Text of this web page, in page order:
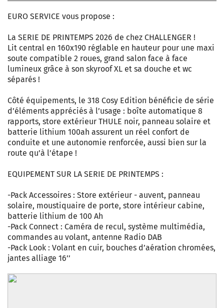
EURO SERVICE vous propose :
La SERIE DE PRINTEMPS 2026 de chez CHALLENGER !
Lit central en 160x190 réglable en hauteur pour une maxi
soute compatible 2 roues, grand salon face à face
lumineux grâce à son skyroof XL et sa douche et wc
séparés !
Côté équipements, le 318 Cosy Edition bénéficie de série
d’éléments appréciés à l’usage : boîte automatique 8
rapports, store extérieur THULE noir, panneau solaire et
batterie lithium 100ah assurent un réel confort de
conduite et une autonomie renforcée, aussi bien sur la
route qu’à l’étape !
EQUIPEMENT SUR LA SERIE DE PRINTEMPS :
-Pack Accessoires : Store extérieur - auvent, panneau
solaire, moustiquaire de porte, store intérieur cabine,
batterie lithium de 100 Ah
-Pack Connect : Caméra de recul, système multimédia,
commandes au volant, antenne Radio DAB
-Pack Look : Volant en cuir, bouches d’aération chromées,
jantes alliage 16’’